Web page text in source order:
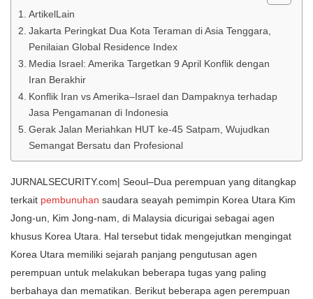
ArtikelLain
Jakarta Peringkat Dua Kota Teraman di Asia Tenggara,
Penilaian Global Residence Index
Media Israel: Amerika Targetkan 9 April Konflik dengan
Iran Berakhir
Konflik Iran vs Amerika–Israel dan Dampaknya terhadap
Jasa Pengamanan di Indonesia
Gerak Jalan Meriahkan HUT ke-45 Satpam, Wujudkan
Semangat Bersatu dan Profesional
JURNALSECURITY.com| Seoul–Dua perempuan yang ditangkap
terkait pembunuhan saudara seayah pemimpin Korea Utara Kim
Jong-un, Kim Jong-nam, di Malaysia dicurigai sebagai agen
khusus Korea Utara. Hal tersebut tidak mengejutkan mengingat
Korea Utara memiliki sejarah panjang pengutusan agen
perempuan untuk melakukan beberapa tugas yang paling
berbahaya dan mematikan. Berikut beberapa agen perempuan